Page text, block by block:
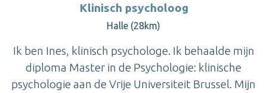
Klinisch psycholoog
Halle (28km)
Ik ben Ines, klinisch psychologe. Ik behaalde mijn
diploma Master in de Psychologie: klinische
psychologie aan de Vrije Universiteit Brussel. Mijn